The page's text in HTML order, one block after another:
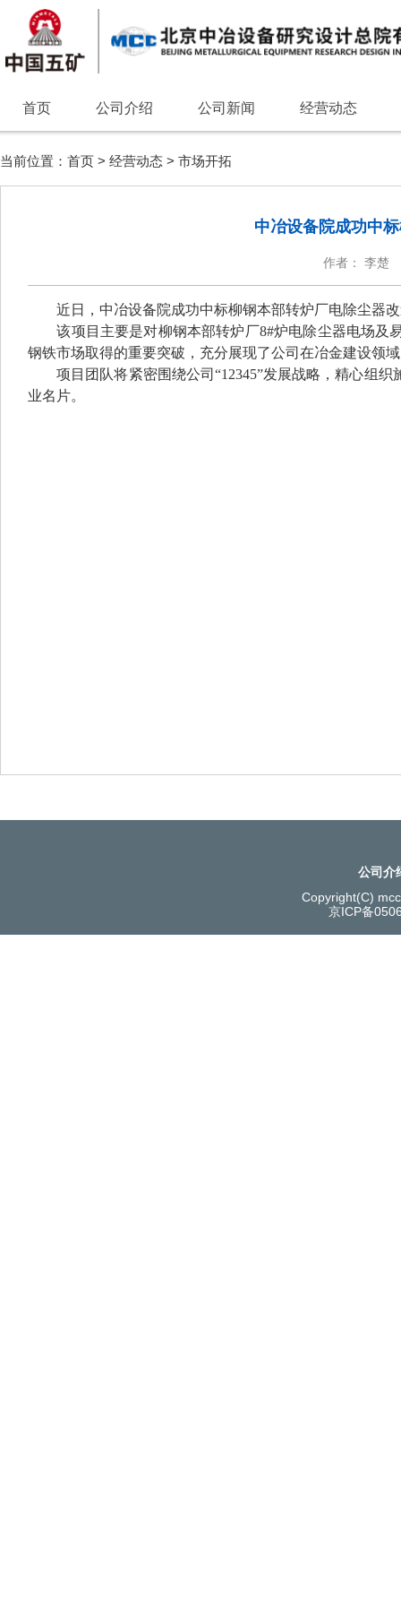
首页 公司介绍 公司新闻 经营动态
当前位置： 首页 > 经营动态 > 市场开拓
中冶设备院成功中
作者： 李楚
近日， 中冶设备院成功中标柳钢本部转炉厂电除尘器
该项目 主要是对柳钢本部转炉厂8#炉电除尘器电场及
钢铁市场取得的重要突破，充分展现了公司在冶金建设领
项目团队将紧密围绕公司 “12345”发展战略，精心组
业名片。
公司介
Copyright(C)
京ICP备